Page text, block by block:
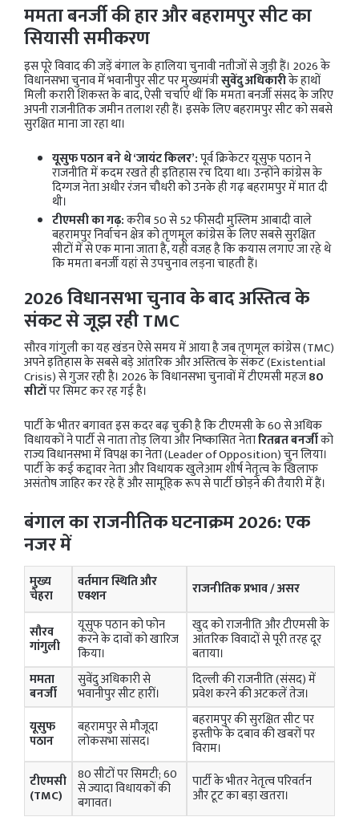
ममता बनर्जी की हार और बहरामपुर सीट का
सियासी समीकरण
इस पूरे विवाद की जड़ें बंगाल के हालिया चुनावी नतीजों से जुड़ी हैं। 2026 के
विधानसभा चुनाव में भवानीपुर सीट पर मुख्यमंत्रीसुवेंदु अधिकारीके हाथों
मिली करारी शिकस्त के बाद, ऐसी चर्चाएं थीं कि ममता बनर्जी संसद के जरिए
अपनी राजनीतिक जमीन तलाश रही हैं। इसके लिए बहरामपुर सीट को सबसे
सुरक्षित माना जा रहा था।
यूसुफ पठान बने थे ‘जायंट किलर’:पूर्व क्रिकेटर यूसुफ पठान ने
राजनीति में कदम रखते ही इतिहास रच दिया था। उन्होंने कांग्रेस के
दिग्गज नेता अधीर रंजन चौधरी को उनके ही गढ़ बहरामपुर में मात दी
थी।
टीएमसी का गढ़:करीब 50 से 52 फीसदी मुस्लिम आबादी वाले
बहरामपुर निर्वाचन क्षेत्र को तृणमूल कांग्रेस के लिए सबसे सुरक्षित
सीटों में से एक माना जाता है, यही वजह है कि कयास लगाए जा रहे थे
कि ममता बनर्जी यहां से उपचुनाव लड़ना चाहती हैं।
2026 विधानसभा चुनाव के बाद अस्तित्व के
संकट से जूझ रही TMC
सौरव गांगुली का यह खंडन ऐसे समय में आया है जब तृणमूल कांग्रेस (TMC)
अपने इतिहास के सबसे बड़े आंतरिक और अस्तित्व के संकट (Existential
Crisis) से गुजर रही है। 2026 के विधानसभा चुनावों में टीएमसी महज80
सीटोंपर सिमट कर रह गई है।
पार्टी के भीतर बगावत इस कदर बढ़ चुकी है कि टीएमसी के 60 से अधिक
विधायकों ने पार्टी से नाता तोड़ लिया और निष्कासित नेतारितब्रत बनर्जीको
राज्य विधानसभा में विपक्ष का नेता (Leader of Opposition) चुन लिया।
पार्टी के कई कद्दावर नेता और विधायक खुलेआम शीर्ष नेतृत्व के खिलाफ
असंतोष जाहिर कर रहे हैं और सामूहिक रूप से पार्टी छोड़ने की तैयारी में हैं।
बंगाल का राजनीतिक घटनाक्रम 2026: एक
नजर में
मुख्य
चेहरा
वर्तमान स्थिति और
एक्शन राजनीतिक प्रभाव / असर
सौरव
गांगुली
यूसुफ पठान को फोन
करने के दावों को खारिज
किया।
खुद को राजनीति और टीएमसी के
आंतरिक विवादों से पूरी तरह दूर
बताया।
ममता
बनर्जी
सुवेंदु अधिकारी से
भवानीपुर सीट हारीं।
दिल्ली की राजनीति (संसद) में
प्रवेश करने की अटकलें तेज।
यूसुफ
पठान
बहरामपुर से मौजूदा
लोकसभा सांसद।
बहरामपुर की सुरक्षित सीट पर
इस्तीफे के दबाव की खबरों पर
विराम।
टीएमसी
(TMC)
80 सीटों पर सिमटी; 60
से ज्यादा विधायकों की
बगावत।
पार्टी के भीतर नेतृत्व परिवर्तन
और टूट का बड़ा खतरा।